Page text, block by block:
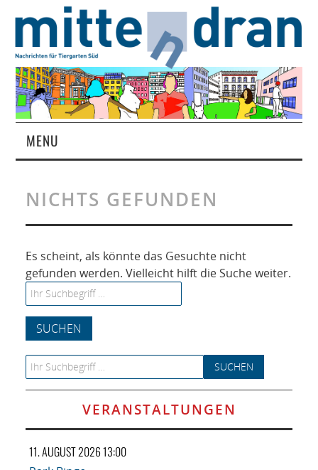
MENU
MAGAZIN
ÜBER UNS
RUBRIKEN
NETZWERK
SPONSORING
KONTAKT
NICHTS GEFUNDEN
Es scheint, als könnte das Gesuchte nicht
gefunden werden. Vielleicht hilft die Suche weiter.
Search for:
Search for:
VERANSTALTUNGEN
11. AUGUST 2026 13:00